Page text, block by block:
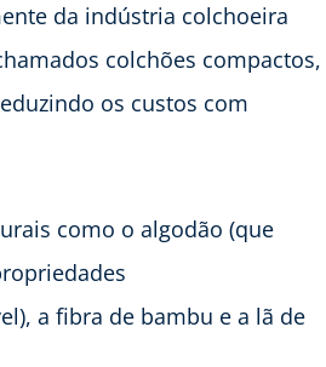
da indústria colchoeira
colchões compactos,
os custos com
como o algodão (que
a fibra de bambu e a lã de